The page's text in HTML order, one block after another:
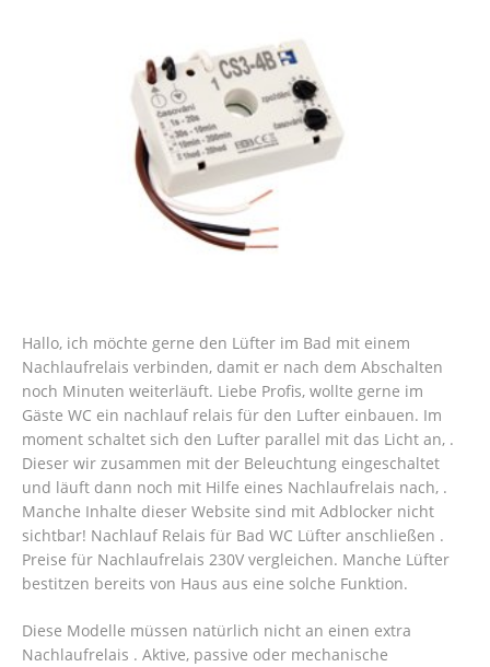
Hallo, ich möchte gerne den Lüfter im Bad mit einem
Nachlaufrelais verbinden, damit er nach dem Abschalten
noch Minuten weiterläuft. Liebe Profis, wollte gerne im
Gäste WC ein nachlauf relais für den Lufter einbauen. Im
moment schaltet sich den Lufter parallel mit das Licht an, .
Dieser wir zusammen mit der Beleuchtung eingeschaltet
und läuft dann noch mit Hilfe eines Nachlaufrelais nach, .
Manche Inhalte dieser Website sind mit Adblocker nicht
sichtbar! Nachlauf Relais für Bad WC Lüfter anschließen .
Preise für Nachlaufrelais 230V vergleichen. Manche Lüfter
bestitzen bereits von Haus aus eine solche Funktion.
Diese Modelle müssen natürlich nicht an einen extra
Nachlaufrelais . Aktive, passive oder mechanische